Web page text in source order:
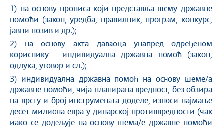
1) на основу прописа који представља шему државне
помоћи (закон, уредба, правилник, програм, конкурс,
јавни позив и др.);
2) на основу акта даваоца унапред одређеном
кориснику - индивидуална државна помоћ (закон,
одлука, уговор и сл.);
3) индивидуална државна помоћ на основу шеме/а
државне помоћи, чија планирана вредност, без обзира
на врсту и број инструмената доделе, износи најмање
десет милиона евра у динарској противвредности (чак
иако се додељује на основу шема/е државне помоћи